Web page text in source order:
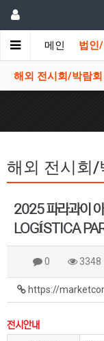
메인 법인
해외 전시회/박람회
해외 전시회/
2025 파라과이
LOGÍSTICA
0 3348
https://
전시안내